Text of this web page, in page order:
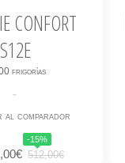
CONFORT
S12E
frigorías
-
al comparador
,00€
-15%
512,00€